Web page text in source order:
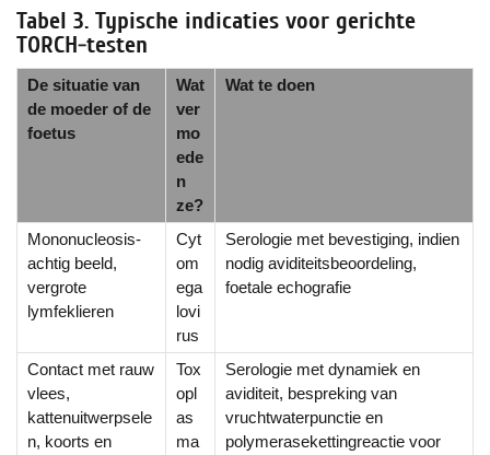
Tabel 3. Typische indicaties voor gerichte
TORCH-testen
De situatie van
de moeder of de
foetus
Wat
ver
mo
ede
n
ze?
Wat te doen
Mononucleosis-
achtig beeld,
vergrote
lymfeklieren
Cyt
om
ega
lovi
rus
Serologie met bevestiging, indien
nodig aviditeitsbeoordeling,
foetale echografie
Contact met rauw
vlees,
kattenuitwerpsele
n, koorts en
Tox
opl
as
ma
Serologie met dynamiek en
aviditeit, bespreking van
vruchtwaterpunctie en
polymerasekettingreactie voor